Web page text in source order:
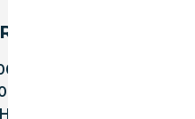
- 18H00
- 18H00
- 18H00